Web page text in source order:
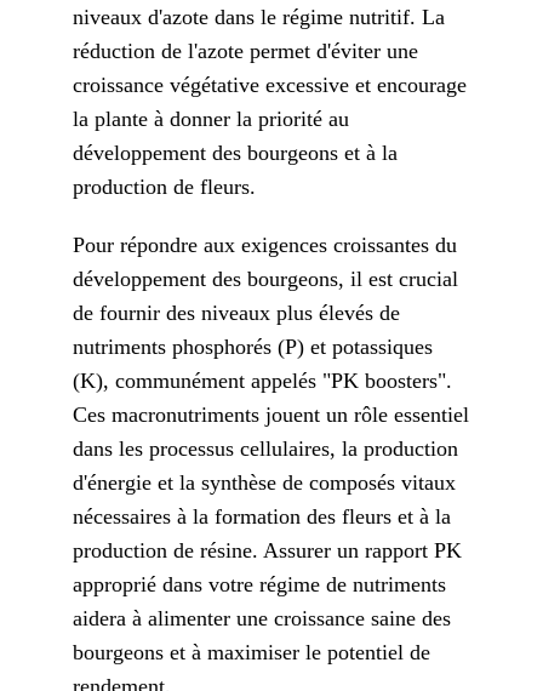
niveaux d'azote dans le régime nutritif. La
réduction de l'azote permet d'éviter une
croissance végétative excessive et encourage
la plante à donner la priorité au
développement des bourgeons et à la
production de fleurs.
Pour répondre aux exigences croissantes du
développement des bourgeons, il est crucial
de fournir des niveaux plus élevés de
nutriments phosphorés (P) et potassiques
(K), communément appelés "PK boosters".
Ces macronutriments jouent un rôle essentiel
dans les processus cellulaires, la production
d'énergie et la synthèse de composés vitaux
nécessaires à la formation des fleurs et à la
production de résine. Assurer un rapport PK
approprié dans votre régime de nutriments
aidera à alimenter une croissance saine des
bourgeons et à maximiser le potentiel de